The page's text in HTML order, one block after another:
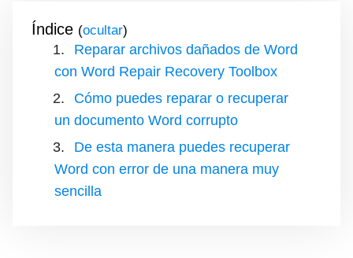
Índice ( )
Reparar archivos dañados de Word
con Word Repair Recovery Toolbox
Cómo puedes reparar o recuperar
un documento Word corrupto
De esta manera puedes recuperar
Word con error de una manera muy
sencilla